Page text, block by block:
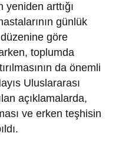
arttığı
günlük
göre
toplumda
da önemli
Uluslararası
açıklamalarda,
ve erken teşhisin